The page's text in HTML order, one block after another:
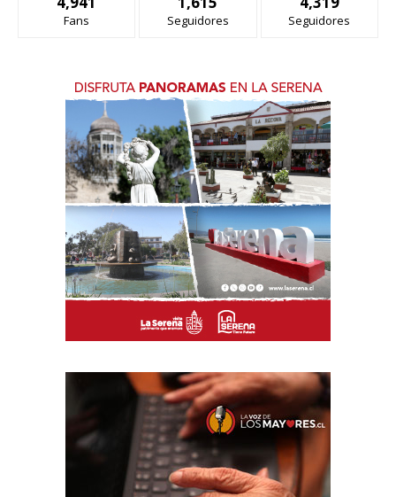
Fans Seguidores Seguidores